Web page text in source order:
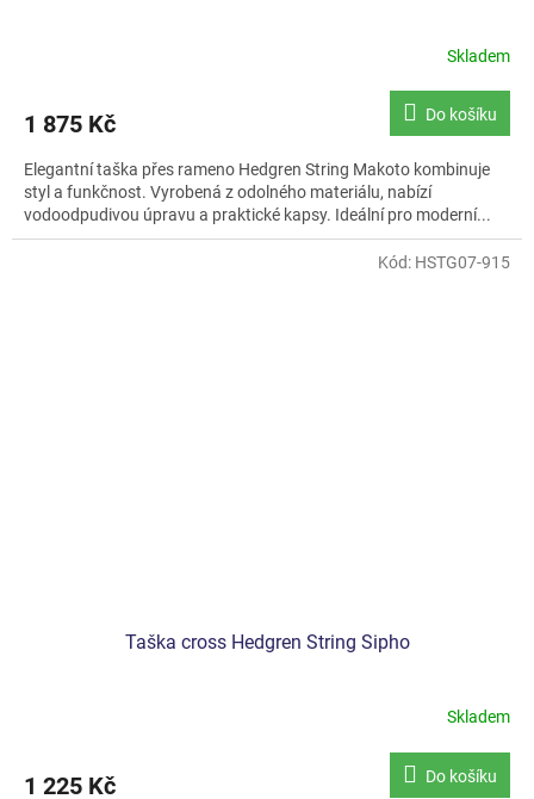
Skladem
1 875 Kč Do košíku
Elegantní taška přes rameno Hedgren String Makoto kombinuje
styl a funkčnost. Vyrobená z odolného materiálu, nabízí
vodoodpudivou úpravu a praktické kapsy. Ideální pro moderní...
Taška cross Hedgren String Sipho
Skladem
1 225 Kč Do košíku
Kód: HSTG07-915